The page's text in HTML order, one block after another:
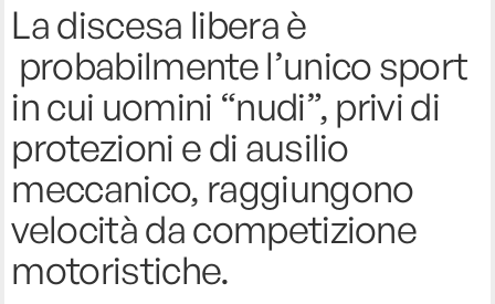
La discesa libera è
probabilmente l’unico sport
in cui uomini “nudi”, privi di
protezioni e di ausilio
meccanico, raggiungono
velocità da competizione
motoristiche.